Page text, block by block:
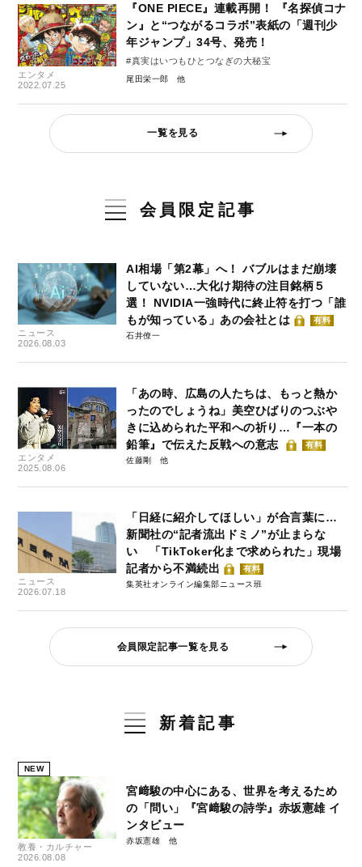
エンタメ
2022.07.25
『ONE PIECE』連載再開！ 『名探偵コナ
ン』と“つながるコラボ”表紙の「週刊少
年ジャンプ」34号、発売！
#真実はいつもひとつなぎの⼤秘宝
尾田栄一郎
一覧を見る
会員限定記事
ニュース
2026.08.03
AI相場「第2幕」へ！ バブルはまだ崩壊
していない…大化け期待の注目銘柄５
選！ NVIDIA一強時代に終止符を打つ「誰
もが知っている」あの会社とは
有料
石井僚一
エンタメ
2025.08.06
「あの時、広島の人たちは、もっと熱か
ったのでしょうね」美空ひばりのつぶや
きに込められた平和への祈り…『一本の
鉛筆』で伝えた反戦への意志
有料
佐藤剛
ニュース
2026.07.18
「日経に紹介してほしい」が合言葉に…
新聞社の“記者流出ドミノ”が止まらな
い 「TikToker化まで求められた」現場
記者から不満続出
有料
集英社オンライン編集部ニュース班
会員限定記事一覧を見る
新着記事
NEW
教養・カルチャー
2026.08.08
宮﨑駿の中心にある、世界を考えるため
の「問い」『宮﨑駿の詩学』赤坂憲雄 イ
ンタビュー
赤坂憲雄